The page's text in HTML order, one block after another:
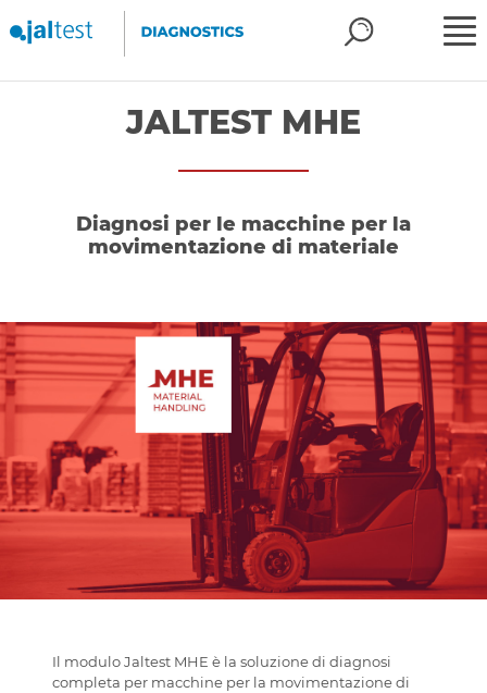
JALTEST MHE
Diagnosi per le macchine per la
movimentazione di materiale
Il modulo Jaltest MHE è la soluzione di diagnosi
completa per macchine per la movimentazione di